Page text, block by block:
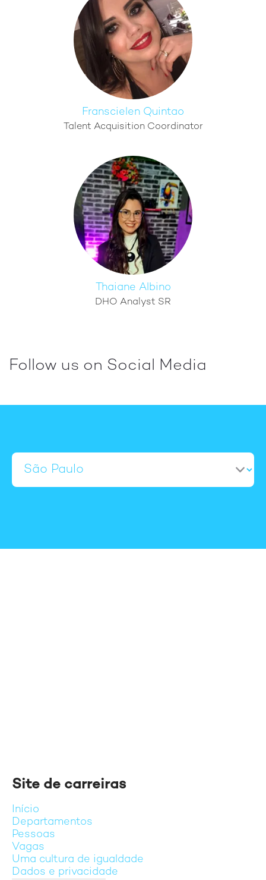
Franscielen Quintao
Talent Acquisition Coordinator
Thaiane Albino
DHO Analyst SR
Follow us on Social Media
Site de carreiras
Início
Departamentos
Pessoas
Vagas
Uma cultura de igualdade
Dados e privacidade